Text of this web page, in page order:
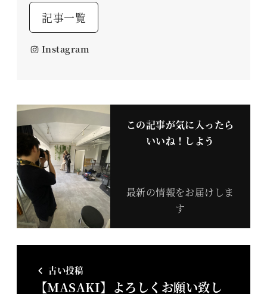
記事一覧
Instagram
この記事が気に入ったら
いいね！しよう
最新の情報をお届けしま
す
古い投稿
【MASAKI】よろしくお願い致し